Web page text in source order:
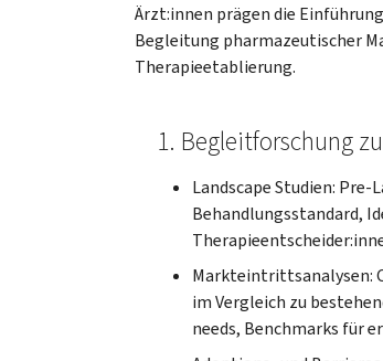
Ärzt:innen prägen die
Begleitung pharmazeutischer
Therapieetablierung.
1. Begleitforschung
Landscape Studien:
Behandlungsstandard,
Markteintrittsanalysen:
im Vergleich zu
needs, Benchmarks für